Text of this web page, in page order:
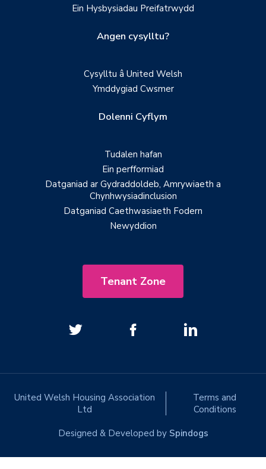
Ein Hysbysiadau Preifatrwydd
Angen cysylltu?
Cysylltu â United Welsh
Ymddygiad Cwsmer
Dolenni Cyflym
Tudalen hafan
Ein perfformiad
Datganiad ar Gydraddoldeb, Amrywiaeth a
Chynhwysiadinclusion
Datganiad Caethwasiaeth Fodern
Newyddion
Tenant Zone
United Welsh Housing Association
Ltd
Terms and
Conditions
Designed & Developed by Spindogs